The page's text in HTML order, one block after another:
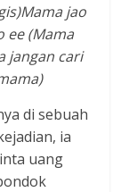
jao
ee (Mama
jangan cari
di sebuah
ia
uang